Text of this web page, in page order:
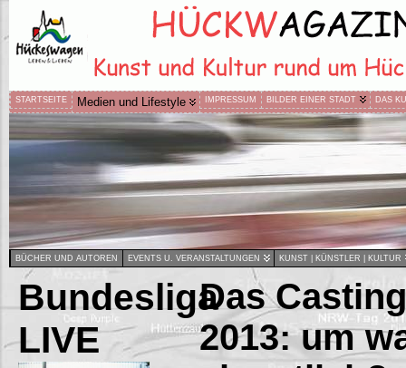
STARTSEITE Medien und Lifestyle IMPRESSUM BILDER EINER STADT DAS
BÜCHER UND AUTOREN EVENTS U. VERANSTALTUNGEN KUNST | KÜNSTLER | KULTUR
Bundesliga
LIVE
Das
2013: um